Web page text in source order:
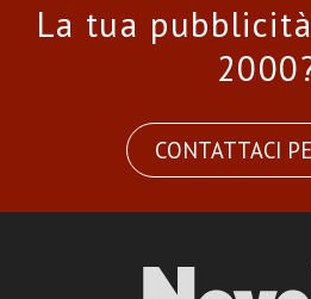
La tua
CONTATTACI